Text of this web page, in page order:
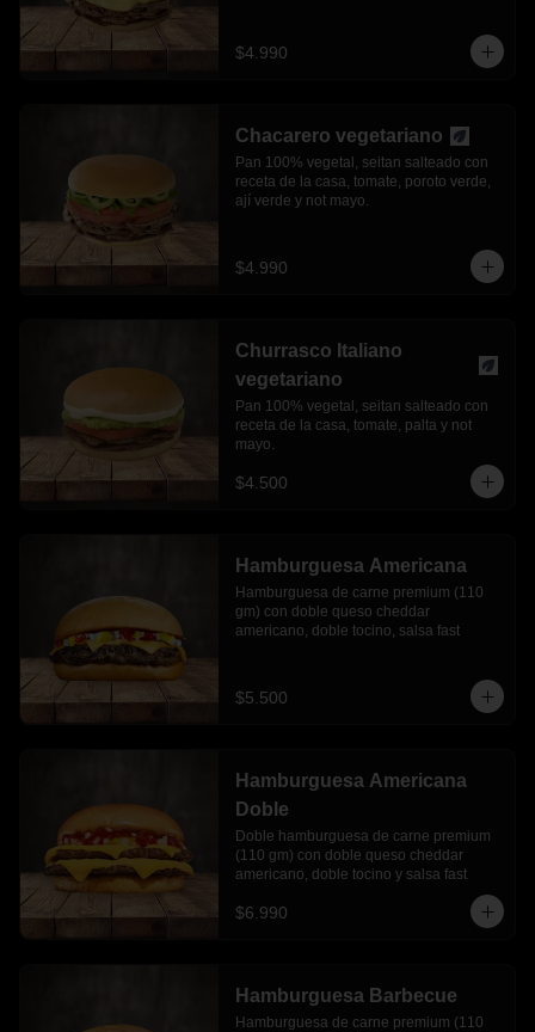
$4.990
Chacarero vegetariano
Pan 100% vegetal, seitan salteado con
receta de la casa, tomate, poroto verde,
ají verde y not mayo.
$4.990
Churrasco Italiano
vegetariano
Pan 100% vegetal, seitan salteado con
receta de la casa, tomate, palta y not
mayo.
$4.500
Hamburguesa Americana
Hamburguesa de carne premium (110
gm) con doble queso cheddar
americano, doble tocino, salsa fast
$5.500
Hamburguesa Americana
Doble
Doble hamburguesa de carne premium
(110 gm) con doble queso cheddar
americano, doble tocino y salsa fast
$6.990
Hamburguesa Barbecue
Hamburguesa de carne premium (110